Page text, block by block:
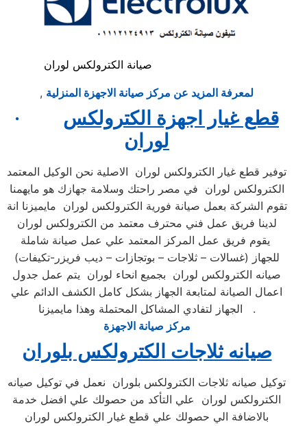
صيانة الكترولكس لوران
, لمعرفة المزيد عن مركز صيانة الاجهزة المنزلية
· قطع غيار اجهزة الكترولكس
لوران
توفير قطع غيار الكترولكس لوران الاصلية نحن الوكيل المعتمد
الكترولكس لوران في مصر راحتك وسلامة جهازك هو مايهمنا
تقوم الشركة بعمل صيانة فورية الكترولكس لوران مايميزنا انة
لدينا فريق عمل فني محترف معتمد من الكترولكس لوران
يقوم فريق عمل المركز المعتمد علي عمل صيانة شاملة
للجهاز (غسالات – ثلاجات – بوتجازات – ديب فريزر-تكيفات)
صيانه الكترولكس لوران بجميع انحاء لوران يتم عمل جدول
اعمال الصيانة لمتابعة الجهاز بشكل كامل الكشف الدائم علي
الجهاز لتفادي المشاكل المحتملة وهذا مايميزنا .
مركز صيانة الاجهزة
صيانه ثلاجات الكترولكس بلوران
توكيل صيانه ثلاجات الكترولكس بلوران نعمل في توكيل صيانه
الكترولكس لوران علي التأكد من حصولك علي افضل خدمة
بالاضافة الي حصولك علي قطع غيار الكترولكس لوران